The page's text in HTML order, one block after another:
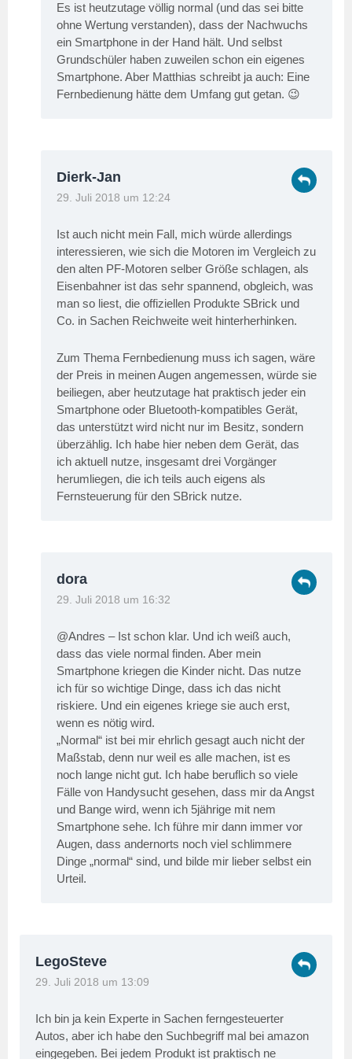
Es ist heutzutage völlig normal (und das sei bitte
ohne Wertung verstanden), dass der Nachwuchs
ein Smartphone in der Hand hält. Und selbst
Grundschüler haben zuweilen schon ein eigenes
Smartphone. Aber Matthias schreibt ja auch: Eine
Fernbedienung hätte dem Umfang gut getan. 😉
Dierk-Jan
29. Juli 2018 um 12:24
Ist auch nicht mein Fall, mich würde allerdings
interessieren, wie sich die Motoren im Vergleich zu
den alten PF-Motoren selber Größe schlagen, als
Eisenbahner ist das sehr spannend, obgleich, was
man so liest, die offiziellen Produkte SBrick und
Co. in Sachen Reichweite weit hinterherhinken.
Zum Thema Fernbedienung muss ich sagen, wäre
der Preis in meinen Augen angemessen, würde sie
beiliegen, aber heutzutage hat praktisch jeder ein
Smartphone oder Bluetooth-kompatibles Gerät,
das unterstützt wird nicht nur im Besitz, sondern
überzählig. Ich habe hier neben dem Gerät, das
ich aktuell nutze, insgesamt drei Vorgänger
herumliegen, die ich teils auch eigens als
Fernsteuerung für den SBrick nutze.
dora
29. Juli 2018 um 16:32
@Andres – Ist schon klar. Und ich weiß auch,
dass das viele normal finden. Aber mein
Smartphone kriegen die Kinder nicht. Das nutze
ich für so wichtige Dinge, dass ich das nicht
riskiere. Und ein eigenes kriege sie auch erst,
wenn es nötig wird.
„Normal“ ist bei mir ehrlich gesagt auch nicht der
Maßstab, denn nur weil es alle machen, ist es
noch lange nicht gut. Ich habe beruflich so viele
Fälle von Handysucht gesehen, dass mir da Angst
und Bange wird, wenn ich 5jährige mit nem
Smartphone sehe. Ich führe mir dann immer vor
Augen, dass andernorts noch viel schlimmere
Dinge „normal“ sind, und bilde mir lieber selbst ein
Urteil.
LegoSteve
29. Juli 2018 um 13:09
Ich bin ja kein Experte in Sachen ferngesteuerter
Autos, aber ich habe den Suchbegriff mal bei amazon
eingegeben. Bei jedem Produkt ist praktisch ne